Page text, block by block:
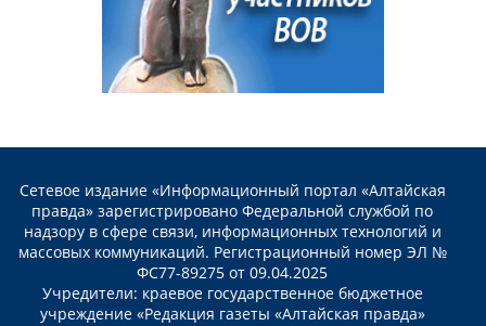
Сетевое издание «Информационный портал «Алтайская
правда» зарегистрировано Федеральной службой по
надзору в сфере связи, информационных технологий и
массовых коммуникаций. Регистрационный номер ЭЛ №
ФС77-89275 от 09.04.2025
Учредители: краевое государственное бюджетное
учреждение «Редакция газеты «Алтайская правда»